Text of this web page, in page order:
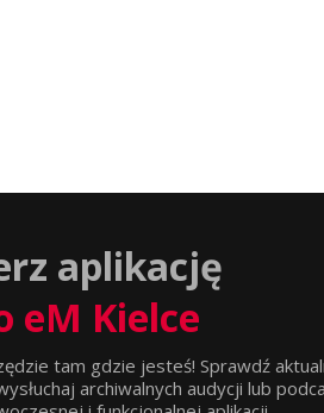
aplikację
eM Kielce
tam gdzie jesteś! Sprawdź
archiwalnych audycji lub